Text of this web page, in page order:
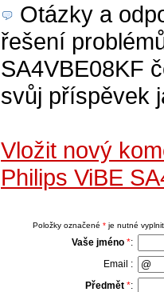
Otázky a
řešení
SA4VBE08KF
svůj příspěvek
Vložit nový
Philips ViBE
Položky označené *je nutné
Vaše jméno *:
Email :
Předmět *: